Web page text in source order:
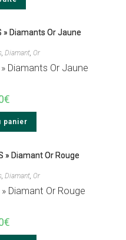
, Diamant, Or
Diamants Or Jaune
€
panier
, Diamant, Or
» Diamant Or Rouge
€